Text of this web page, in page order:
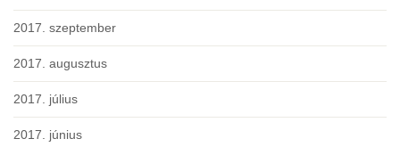
2017. szeptember
2017. augusztus
2017. július
2017. június